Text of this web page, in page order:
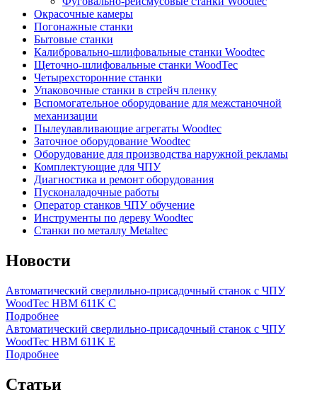
Окрасочные камеры
Погонажные станки
Бытовые станки
Калибровально-шлифовальные станки Woodtec
Щеточно-шлифовальные станки WoodTec
Четырехсторонние станки
Упаковочные станки в стрейч пленку
Вспомогательное оборудование для межстаночной
механизации
Пылеулавливающие агрегаты Woodtec
Заточное оборудование Woodtec
Оборудование для производства наружной рекламы
Комплектующие для ЧПУ
Диагностика и ремонт оборудования
Пусконаладочные работы
Оператор станков ЧПУ обучение
Инструменты по дереву Woodtec
Станки по металлу Metaltec
Новости
Автоматический сверлильно-присадочный станок с ЧПУ
WoodTec HBM 611K C
Подробнее
Автоматический сверлильно-присадочный станок с ЧПУ
WoodTec HBM 611K E
Подробнее
Статьи